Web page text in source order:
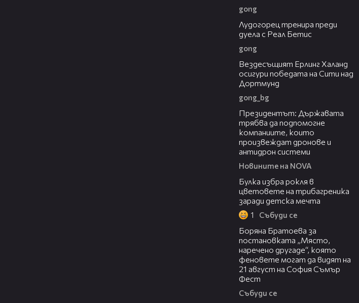
gong
Лудогорец тренира преди
дуела с Реал Бетис
gong
Вездесъщият Ерлинг Халанд
осигури победата на Сити над
Дортмунд
gong_bg
Президентът: Държавата
трябва да подпомогне
компаниите, които
произвеждат дронове и
антидрон системи
Новините на NOVA
Булка избра рокля в
цветовете на трибагреника
заради детска мечта
1 Събуди се
Боряна Братоева за
постановката „Място,
наречено другаде“, която
феновете могат да видят на
21 август на София Съмър
Фест
Събуди се